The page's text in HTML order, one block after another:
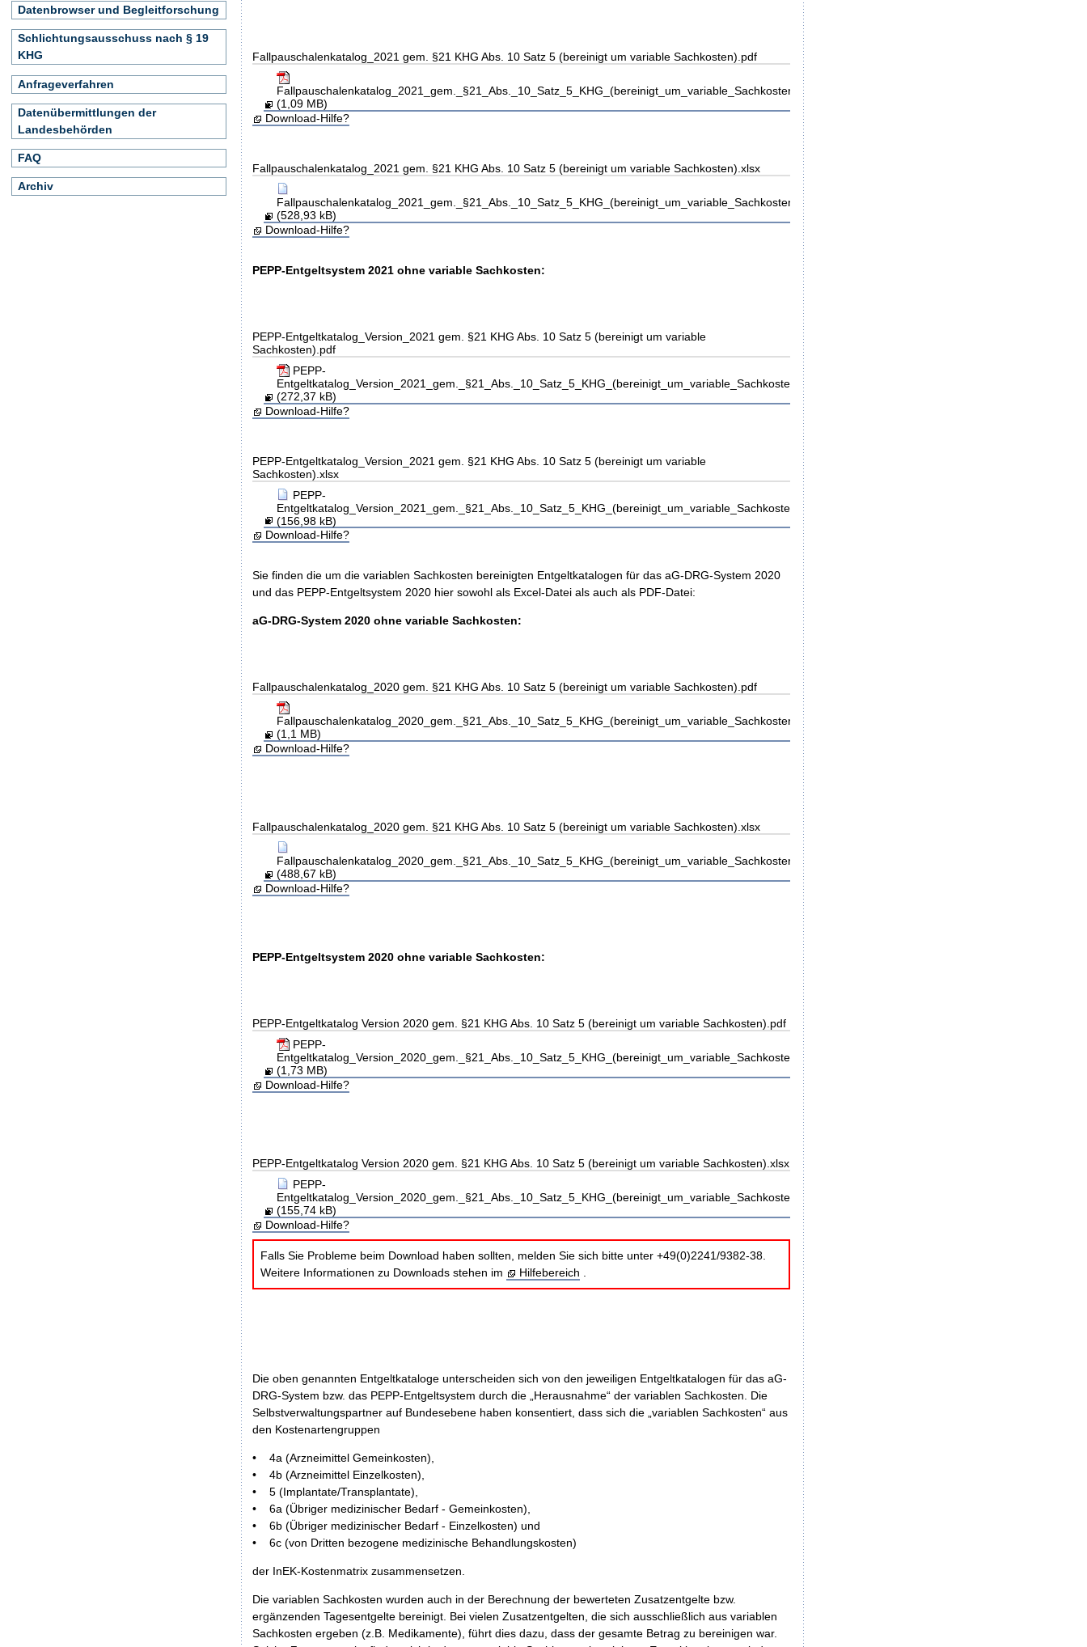
Fallpauschalenkatalog_2021 gem. §21 KHG Abs. 10 Satz 5 (bereinigt um variable Sachkosten).pdf
Fallpauschalenkatalog_2021_gem._§21_Abs._10_Satz_5_KHG_(bereinigt_um_variable_Sachkosten).pdf
(1,09 MB)
Download-Hilfe?
Fallpauschalenkatalog_2021 gem. §21 KHG Abs. 10 Satz 5 (bereinigt um variable Sachkosten).xlsx
Fallpauschalenkatalog_2021_gem._§21_Abs._10_Satz_5_KHG_(bereinigt_um_variable_Sachkosten).xlsx
(528,93 kB)
Download-Hilfe?
PEPP-Entgeltsystem 2021 ohne variable Sachkosten:
PEPP-Entgeltkatalog_Version_2021 gem. §21 KHG Abs. 10 Satz 5 (bereinigt um variable
Sachkosten).pdf
PEPP-
Entgeltkatalog_Version_2021_gem._§21_Abs._10_Satz_5_KHG_(bereinigt_um_variable_Sachkosten).pdf
(272,37 kB)
Download-Hilfe?
PEPP-Entgeltkatalog_Version_2021 gem. §21 KHG Abs. 10 Satz 5 (bereinigt um variable
Sachkosten).xlsx
PEPP-
Entgeltkatalog_Version_2021_gem._§21_Abs._10_Satz_5_KHG_(bereinigt_um_variable_Sachkosten).xlsx
(156,98 kB)
Download-Hilfe?
Sie finden die um die variablen Sachkosten bereinigten Entgeltkatalogen für das aG-DRG-System 2020
und das PEPP-Entgeltsystem 2020 hier sowohl als Excel-Datei als auch als PDF-Datei:
aG-DRG-System 2020 ohne variable Sachkosten:
Fallpauschalenkatalog_2020 gem. §21 KHG Abs. 10 Satz 5 (bereinigt um variable Sachkosten).pdf
Fallpauschalenkatalog_2020_gem._§21_Abs._10_Satz_5_KHG_(bereinigt_um_variable_Sachkosten).pdf
(1,1 MB)
Download-Hilfe?
Fallpauschalenkatalog_2020 gem. §21 KHG Abs. 10 Satz 5 (bereinigt um variable Sachkosten).xlsx
Fallpauschalenkatalog_2020_gem._§21_Abs._10_Satz_5_KHG_(bereinigt_um_variable_Sachkosten).xlsx
(488,67 kB)
Download-Hilfe?
PEPP-Entgeltsystem 2020 ohne variable Sachkosten:
PEPP-Entgeltkatalog Version 2020 gem. §21 KHG Abs. 10 Satz 5 (bereinigt um variable Sachkosten).pdf
PEPP-
Entgeltkatalog_Version_2020_gem._§21_Abs._10_Satz_5_KHG_(bereinigt_um_variable_Sachkosten).pdf
(1,73 MB)
Download-Hilfe?
PEPP-Entgeltkatalog Version 2020 gem. §21 KHG Abs. 10 Satz 5 (bereinigt um variable Sachkosten).xlsx
PEPP-
Entgeltkatalog_Version_2020_gem._§21_Abs._10_Satz_5_KHG_(bereinigt_um_variable_Sachkosten).xlsx
(155,74 kB)
Download-Hilfe?
Falls Sie Probleme beim Download haben sollten, melden Sie sich bitte unter +49(0)2241/9382-38.
Weitere Informationen zu Downloads stehen im
Hilfebereich
Die oben genannten Entgeltkataloge unterscheiden sich von den jeweiligen Entgeltkatalogen für das aG-
DRG-System bzw. das PEPP-Entgeltsystem durch die „Herausnahme“ der variablen Sachkosten. Die
Selbstverwaltungspartner auf Bundesebene haben konsentiert, dass sich die „variablen Sachkosten“ aus
den Kostenartengruppen
• 4a (Arzneimittel Gemeinkosten),
• 4b (Arzneimittel Einzelkosten),
• 5 (Implantate/Transplantate),
• 6a (Übriger medizinischer Bedarf - Gemeinkosten),
• 6b (Übriger medizinischer Bedarf - Einzelkosten) und
• 6c (von Dritten bezogene medizinische Behandlungskosten)
der InEK-Kostenmatrix zusammensetzen.
Die variablen Sachkosten wurden auch in der Berechnung der bewerteten Zusatzentgelte bzw.
ergänzenden Tagesentgelte bereinigt. Bei vielen Zusatzentgelten, die sich ausschließlich aus variablen
Sachkosten ergeben (z.B. Medikamente), führt dies dazu, dass der gesamte Betrag zu bereinigen war.
Datenbrowser und Begleitforschung
Schlichtungsausschuss nach § 19
KHG
Anfrageverfahren
Datenübermittlungen der
Landesbehörden
FAQ
Archiv